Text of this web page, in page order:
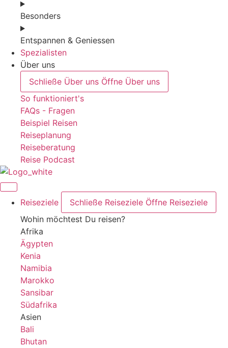
Besonders
Entspannen & Geniessen
Spezialisten
Über uns
Schließe Über uns Öffne Über uns
So funktioniert's
FAQs - Fragen
Beispiel Reisen
Reiseplanung
Reiseberatung
Reise Podcast
Reiseziele Schließe Reiseziele Öffne Reiseziele
Wohin möchtest Du reisen?
Afrika
Ägypten
Kenia
Namibia
Marokko
Sansibar
Südafrika
Asien
Bali
Bhutan